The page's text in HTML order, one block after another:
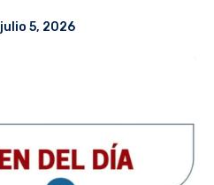
julio 5, 2026